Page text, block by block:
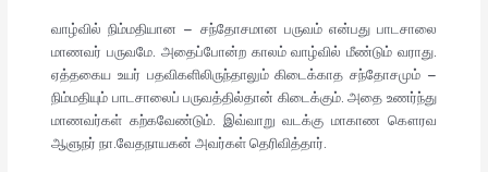
வாழ்வில் நிம்மதியான – சந்தோசமான பருவம் என்பது பாடசாலை
மாணவர் பருவமே. அதைப்போன்ற காலம் வாழ்வில் மீண்டும் வராது.
ஏத்தகைய உயர் பதவிகளிலிருந்தாலும் கிடைக்காத சந்தோசமும் –
நிம்மதியும் பாடசாலைப் பருவத்தில்தான் கிடைக்கும். அதை உணர்ந்து
மாணவர்கள் கற்கவேண்டும். இவ்வாறு வடக்கு மாகாண கௌரவ
ஆளுநர் நா.வேதநாயகன் அவர்கள் தெரிவித்தார்.